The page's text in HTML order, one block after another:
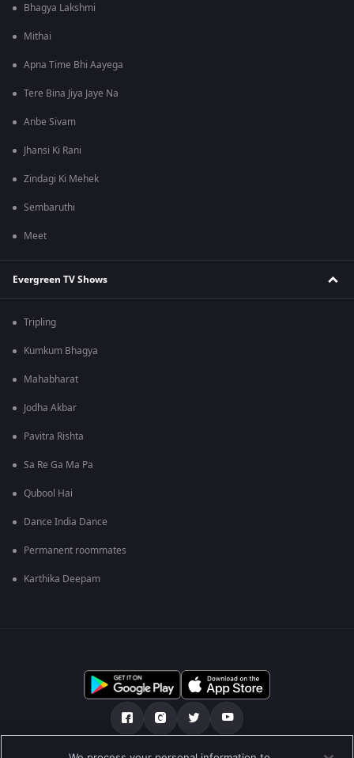
Bhagya Lakshmi
Mithai
Apna Time Bhi Aayega
Tere Bina Jiya Jaye Na
Anbe Sivam
Jhansi Ki Rani
Zindagi Ki Mehek
Sembaruthi
Meet
Evergreen TV Shows
Tripling
Kumkum Bhagya
Mahabharat
Jodha Akbar
Pavitra Rishta
Sa Re Ga Ma Pa
Qubool Hai
Dance India Dance
Permanent roommates
Karthika Deepam